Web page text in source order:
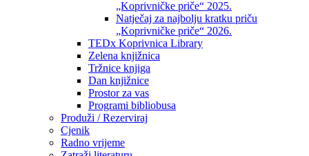
„Koprivničke priče“ 2025.
Natječaj za najbolju kratku priču
„Koprivničke priče“ 2026.
TEDx Koprivnica Library
Zelena knjižnica
Tržnice knjiga
Dan knjižnice
Prostor za vas
Programi bibliobusa
Produži / Rezerviraj
Cjenik
Radno vrijeme